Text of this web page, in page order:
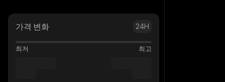
가격 변화 24H
최저 최고